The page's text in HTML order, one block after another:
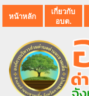
หน้าหลัก
เกี่ยวกับ
อบต.